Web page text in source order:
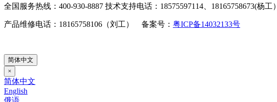
全国服务热线：400-930-8887 技术支持电话：18575597114、18165758673(杨工）
产品维修电话：18165758106（刘工） 备案号： 粤ICP备14032133号
简体中文
×
简体中文
English